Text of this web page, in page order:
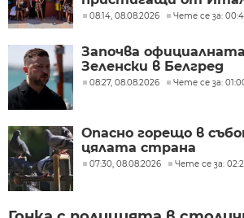
08:14, 08.08.2026 Чете се за:
Започва
Зеленски в Белгред
08:27, 08.08.2026 Чете се за:
Опасно горещо в
цялата страна
07:30, 08.08.2026 Чете се за: